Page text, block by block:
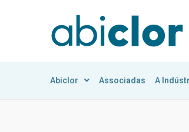
Abiclor Associadas A